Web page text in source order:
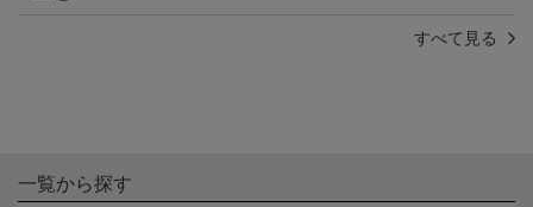
すべて見る
一覧から探す